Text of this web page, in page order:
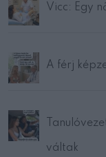
Vicc: Egy
A férj
váltak